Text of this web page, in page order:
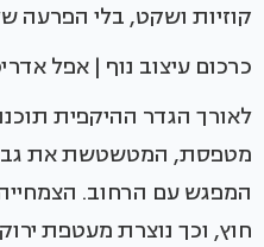
קוזיות ושקט, בלי הפרעה
כרכום עיצוב נוף | אפל
לאורך הגדר ההיקפית
מטפסת, המטשטשת את
המפגש עם הרחוב.
חוץ, וכך נוצרת מעטפת